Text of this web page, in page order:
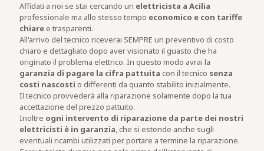
Affidati a noi se stai cercando un elettricista a Acilia
professionale ma allo stesso tempo economico e con tariffe
chiaree trasparenti.
All'arrivo del tecnico riceverai SEMPRE un preventivo di costo
chiaro e dettagliato dopo aver visionato il guasto che ha
originato il problema elettrico. In questo modo avrai la
garanzia di pagare la cifra pattuita con il tecnico senza
costi nascosti o differenti da quanto stabilito inizialmente.
Il tecnico provvederà alla riparazione solamente dopo la tua
accettazione del prezzo pattuito.
Inoltre ogni intervento di riparazione da parte dei nostri
elettricisti è in garanzia, che si estende anche sugli
eventuali ricambi utilizzati per portare a termine la riparazione.